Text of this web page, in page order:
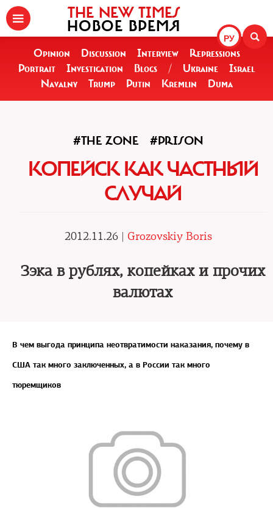
РУ
THE NEW TIMES
НОВОЕ ВРЕМЯ
Opinion Discussion Interview
Repressions
Portrait
Investigation Blogs / Ukraine
Israel
Navalny
Trump Putin Kremlin Duma
#THE ZONE #PRISON
КОПЕЙСК КАК ЧАСТНЫЙ
СЛУЧАЙ
2012.11.26 | Grozovskiy Boris
Зэка в рублях, копейках и прочих
валютах
В чем выгода принципа неотвратимости наказания, почему в
США так много заключенных, а в России так много
тюремщиков